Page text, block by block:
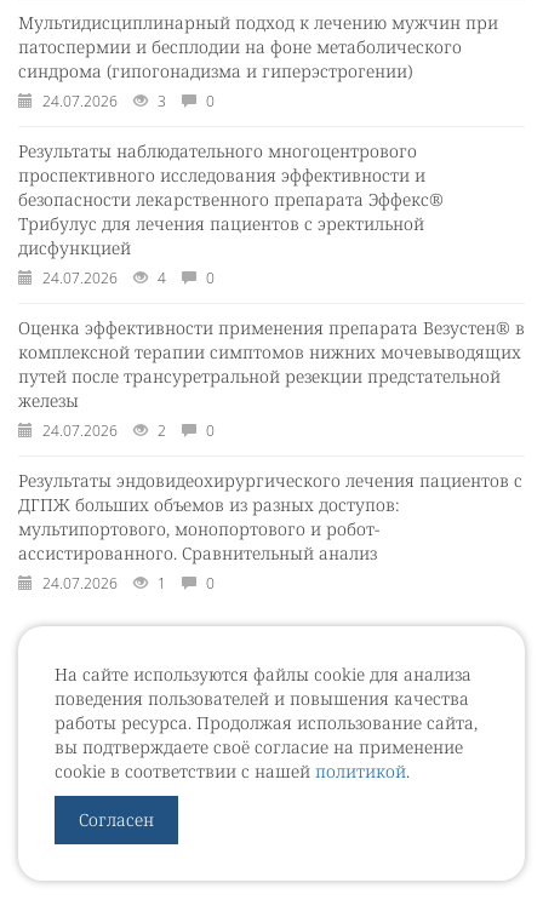
На сайте используются файлы cookie для анализа
поведения пользователей и повышения качества
работы ресурса. Продолжая использование сайта,
вы подтверждаете своё согласие на применение
cookie в соответствии с нашей политикой.
Согласен
Мультидисциплинарный подход к лечению мужчин при
патоспермии и бесплодии на фоне метаболического
синдрома (гипогонадизма и гиперэстрогении)
24.07.2026 3 0
Результаты наблюдательного многоцентрового
проспективного исследования эффективности и
безопасности лекарственного препарата Эффекс®
Трибулус для лечения пациентов с эректильной
дисфункцией
24.07.2026 4 0
Оценка эффективности применения препарата Везустен® в
комплексной терапии симптомов нижних мочевыводящих
путей после трансуретральной резекции предстательной
железы
24.07.2026 2 0
Результаты эндовидеохирургического лечения пациентов с
ДГПЖ больших объемов из разных доступов:
мультипортового, монопортового и робот-
ассистированного. Сравнительный анализ
24.07.2026 1 0